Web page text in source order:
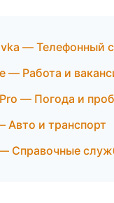
— Телефонный
— Работа и
— Погода и
Авто и транспорт
Справочные